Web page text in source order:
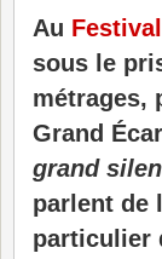
Au
sous le
métrages,
Grand
grand
parlent de
particulier